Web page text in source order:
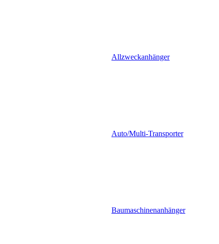
Allzweckanhänger
Auto/Multi-Transporter
Baumaschinenanhänger